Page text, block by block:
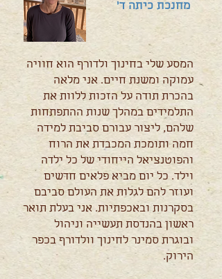
מחנכת כיתה ד'
המסע שלי בחינוך ולדורף הוא חוויה
עמוקה ומשנת חיים. אני מלאה
בהכרת תודה על הזכות ללוות את
התלמידים במהלך שנות ההתפתחות
שלהם, ליצור עבורם סביבת למידה
חמה ותומכת המכבדת את הרוח
והפוטנציאל הייחודי של כל ילדה
וילד. כל יום מביא פלאים חדשים
ועוזר להם לגלות את העולם סביבם
בסקרנות ובאכפתיות. אני בעלת תואר
ראשון בהנדסת תעשייה וניהול
ובוגרת סמינר לחינוך וולדורף בכפר
הירוק.